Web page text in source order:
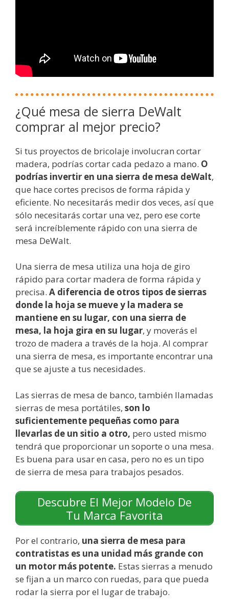
¿Qué mesa de sierra DeWalt
comprar al mejor precio?
Si tus proyectos de bricolaje involucran cortar
madera, podrías cortar cada pedazo a mano. O
podrías invertir en una sierra de mesa deWalt,
que hace cortes precisos de forma rápida y
eficiente. No necesitarás medir dos veces, así que
sólo necesitarás cortar una vez, pero ese corte
será increíblemente rápido con una sierra de
mesa DeWalt.
Una sierra de mesa utiliza una hoja de giro
rápido para cortar madera de forma rápida y
precisa. A diferencia de otros tipos de sierras
donde la hoja se mueve y la madera se
mantiene en su lugar, con una sierra de
mesa, la hoja gira en su lugar, y moverás el
trozo de madera a través de la hoja. Al comprar
una sierra de mesa, es importante encontrar una
que se ajuste a tus necesidades.
Las sierras de mesa de banco, también llamadas
sierras de mesa portátiles, son lo
suficientemente pequeñas como para
llevarlas de un sitio a otro, pero usted mismo
tendrá que proporcionar un soporte o una mesa.
Es buena para usar en casa, pero no es un tipo
de sierra de mesa para trabajos pesados.
Descubre El Mejor Modelo De
Tu Marca Favorita
Por el contrario, una sierra de mesa para
contratistas es una unidad más grande con
un motor más potente. Estas sierras a menudo
se fijan a un marco con ruedas, para que pueda
rodar la sierra por el lugar de trabajo.